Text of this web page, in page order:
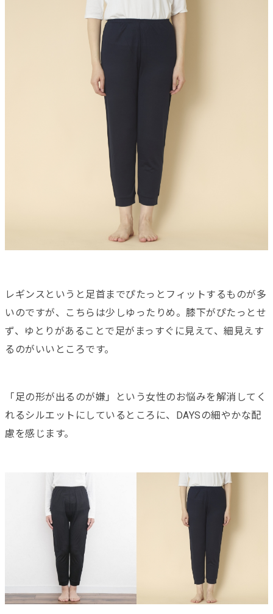
レギンスというと足首までぴたっとフィットするものが多
いのですが、こちらは少しゆったりめ。膝下がぴたっとせ
ず、ゆとりがあることで足がまっすぐに見えて、細見えす
るのがいいところです。
「足の形が出るのが嫌」という女性のお悩みを解消してく
れるシルエットにしているところに、DAYSの細やかな配
慮を感じます。